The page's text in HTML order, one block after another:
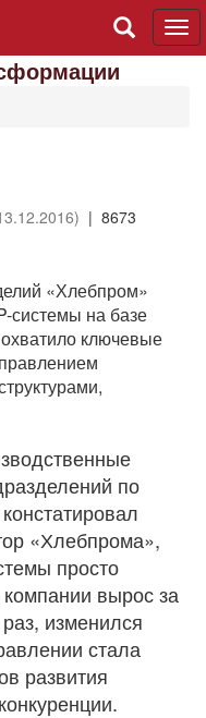
| 8673
«Хлебпром»
системы на базе
ключевые
по
«Хлебпрома»,
просто
вырос за
изменился
стала
развития